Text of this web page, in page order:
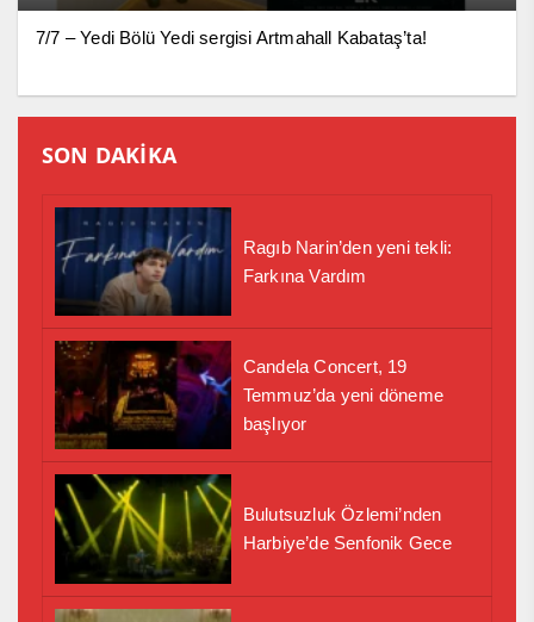
7/7 – Yedi Bölü Yedi sergisi Artmahall Kabataş’ta!
SON DAKİKA
Ragıb Narin’den yeni tekli:
Farkına Vardım
Candela Concert, 19
Temmuz’da yeni döneme
başlıyor
Bulutsuzluk Özlemi’nden
Harbiye’de Senfonik Gece